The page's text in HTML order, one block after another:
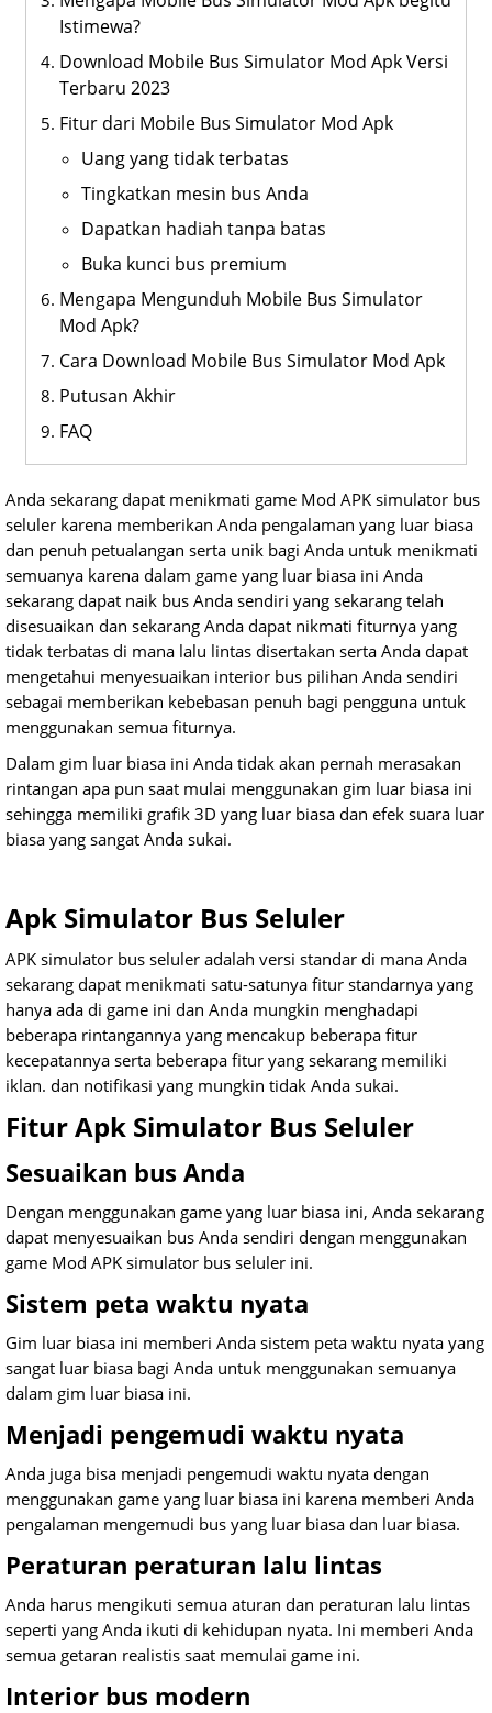
Istimewa?
Download Mobile Bus Simulator Mod Apk Versi
Terbaru 2023
Fitur dari Mobile Bus Simulator Mod Apk
Uang yang tidak terbatas
Tingkatkan mesin bus Anda
Dapatkan hadiah tanpa batas
Buka kunci bus premium
Mengapa Mengunduh Mobile Bus Simulator
Mod Apk?
Cara Download Mobile Bus Simulator Mod Apk
Putusan Akhir
FAQ
Anda sekarang dapat menikmati game Mod APK simulator bus
seluler karena memberikan Anda pengalaman yang luar biasa
dan penuh petualangan serta unik bagi Anda untuk menikmati
semuanya karena dalam game yang luar biasa ini Anda
sekarang dapat naik bus Anda sendiri yang sekarang telah
disesuaikan dan sekarang Anda dapat nikmati fiturnya yang
tidak terbatas di mana lalu lintas disertakan serta Anda dapat
mengetahui menyesuaikan interior bus pilihan Anda sendiri
sebagai memberikan kebebasan penuh bagi pengguna untuk
menggunakan semua fiturnya.
Dalam gim luar biasa ini Anda tidak akan pernah merasakan
rintangan apa pun saat mulai menggunakan gim luar biasa ini
sehingga memiliki grafik 3D yang luar biasa dan efek suara luar
biasa yang sangat Anda sukai.
Apk Simulator Bus Seluler
APK simulator bus seluler adalah versi standar di mana Anda
sekarang dapat menikmati satu-satunya fitur standarnya yang
hanya ada di game ini dan Anda mungkin menghadapi
beberapa rintangannya yang mencakup beberapa fitur
kecepatannya serta beberapa fitur yang sekarang memiliki
iklan. dan notifikasi yang mungkin tidak Anda sukai.
Fitur Apk Simulator Bus Seluler
Sesuaikan bus Anda
Dengan menggunakan game yang luar biasa ini, Anda sekarang
dapat menyesuaikan bus Anda sendiri dengan menggunakan
game Mod APK simulator bus seluler ini.
Sistem peta waktu nyata
Gim luar biasa ini memberi Anda sistem peta waktu nyata yang
sangat luar biasa bagi Anda untuk menggunakan semuanya
dalam gim luar biasa ini.
Menjadi pengemudi waktu nyata
Anda juga bisa menjadi pengemudi waktu nyata dengan
menggunakan game yang luar biasa ini karena memberi Anda
pengalaman mengemudi bus yang luar biasa dan luar biasa.
Peraturan peraturan lalu lintas
Anda harus mengikuti semua aturan dan peraturan lalu lintas
seperti yang Anda ikuti di kehidupan nyata. Ini memberi Anda
semua getaran realistis saat memulai game ini.
Interior bus modern